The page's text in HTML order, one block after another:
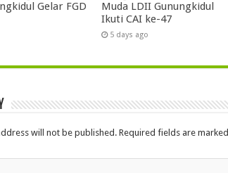
Gelar FGD
Muda LDII Gunungkidul
Ikuti CAI ke-47
5 days ago
will not be published. Required fields are marked